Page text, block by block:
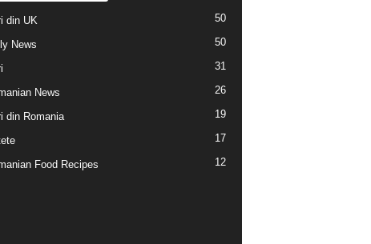
din UK 50
News 50
31
News 26
din Romania 19
17
Food Recipes 12